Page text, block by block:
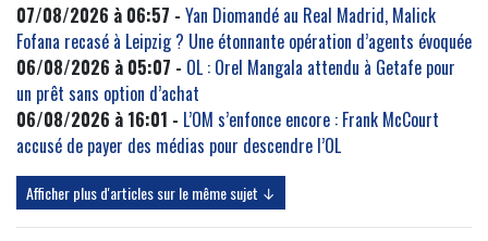
07/08/2026 à 06:57 - Yan Diomandé au Real Madrid, Malick
Fofana recasé à Leipzig ? Une étonnante opération d’agents évoquée
06/08/2026 à 05:07 - OL : Orel Mangala attendu à Getafe pour
un prêt sans option d’achat
06/08/2026 à 16:01 - L’OM s’enfonce encore : Frank McCourt
accusé de payer des médias pour descendre l’OL
Afficher plus d'articles sur le même sujet ↓